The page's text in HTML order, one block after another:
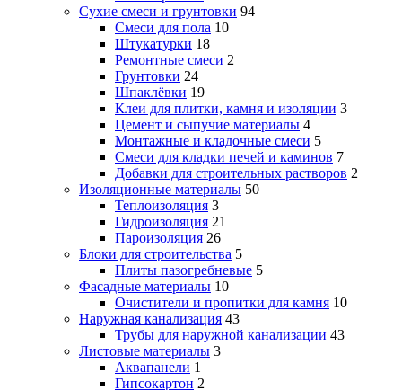
Сухие смеси и грунтовки 94
Смеси для пола 10
Штукатурки 18
Ремонтные смеси 2
Грунтовки 24
Шпаклёвки 19
Клеи для плитки, камня и изоляции 3
Цемент и сыпучие материалы 4
Монтажные и кладочные смеси 5
Смеси для кладки печей и каминов 7
Добавки для строительных растворов 2
Изоляционные материалы 50
Теплоизоляция 3
Гидроизоляция 21
Пароизоляция 26
Блоки для строительства 5
Плиты пазогребневые 5
Фасадные материалы 10
Очистители и пропитки для камня 10
Наружная канализация 43
Трубы для наружной канализации 43
Листовые материалы 3
Аквапанели 1
Гипсокартон 2